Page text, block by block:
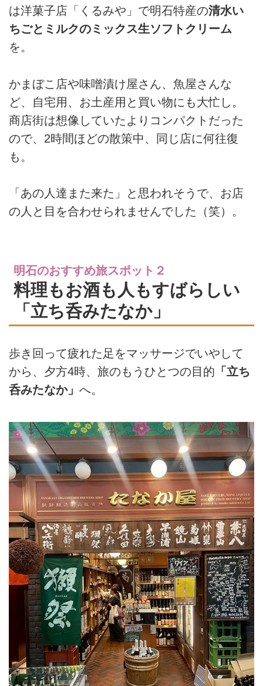
は洋菓子店「くるみや」で明石特産の清水い
ちごとミルクのミックス生ソフトクリーム
を。
かまぼこ店や味噌漬け屋さん、魚屋さんな
ど、自宅用、お土産用と買い物にも大忙し。
商店街は想像していたよりコンパクトだった
ので、2時間ほどの散策中、同じ店に何往復
も。
「あの人達また来た」と思われそうで、お店
の人と目を合わせられませんでした（笑）。
明石のおすすめ旅スポット２
料理もお酒も人もすばらしい
「立ち呑みたなか」
歩き回って疲れた足をマッサージでいやして
から、夕方4時、旅のもうひとつの目的 「立ち
呑みたなか」 へ。